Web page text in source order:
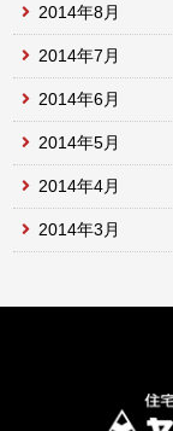
2014年8月
2014年7月
2014年6月
2014年5月
2014年4月
2014年3月